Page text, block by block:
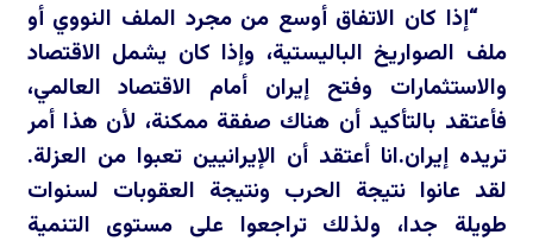
“إذا كان الاتفاق أوسع من مجرد الملف النووي أو
ملف الصواريخ الباليستية، وإذا كان يشمل الاقتصاد
والاستثمارات وفتح إيران أمام الاقتصاد العالمي،
فأعتقد بالتأكيد أن هناك صفقة ممكنة، لأن هذا أمر
تريده إيران.انا أعتقد أن الإيرانيين تعبوا من العزلة.
لقد عانوا نتيجة الحرب ونتيجة العقوبات لسنوات
طويلة جدا، ولذلك تراجعوا على مستوى التنمية